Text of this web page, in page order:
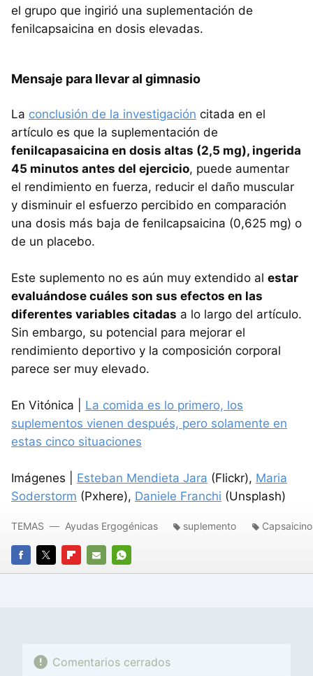
el grupo que ingirió una suplementación de
fenilcapsaicina en dosis elevadas.
Mensaje para llevar al gimnasio
La conclusión de la investigación citada en el
artículo es que la suplementación de
fenilcapasaicina en dosis altas (2,5 mg), ingerida
45 minutos antes del ejercicio, puede aumentar
el rendimiento en fuerza, reducir el daño muscular
y disminuir el esfuerzo percibido en comparación
una dosis más baja de fenilcapsaicina (0,625 mg) o
de un placebo.
Este suplemento no es aún muy extendido al estar
evaluándose cuáles son sus efectos en las
diferentes variables citadas a lo largo del artículo.
Sin embargo, su potencial para mejorar el
rendimiento deportivo y la composición corporal
parece ser muy elevado.
En Vitónica | La comida es lo primero, los
suplementos vienen después, pero solamente en
estas cinco situaciones
Imágenes | Esteban Mendieta Jara (Flickr), Maria
Soderstorm (Pxhere), Daniele Franchi (Unsplash)
FACEBOOK
TWITTERFLIPBOARD
E-
WHATSAPP
TEMAS Ayudas Ergogénicas suplemento
Comentarios cerrados